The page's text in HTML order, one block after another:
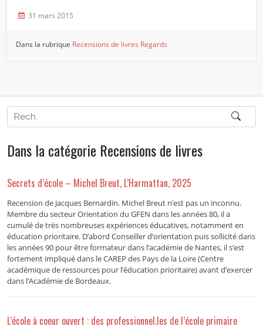
31 mars 2015
Dans la rubrique Recensions de livres Regards
Dans la catégorie Recensions de livres
Secrets d’école – Michel Breut, L’Harmattan, 2025
Recension de Jacques Bernardin. Michel Breut n’est pas un inconnu.
Membre du secteur Orientation du GFEN dans les années 80, il a
cumulé de très nombreuses expériences éducatives, notamment en
éducation prioritaire. D’abord Conseiller d’orientation puis sollicité dans
les années 90 pour être formateur dans l’académie de Nantes, il s’est
fortement impliqué dans le CAREP des Pays de la Loire (Centre
académique de ressources pour l’éducation prioritaire) avant d’exercer
dans l’Académie de Bordeaux.
L’école à coeur ouvert : des professionnel.les de l’école primaire